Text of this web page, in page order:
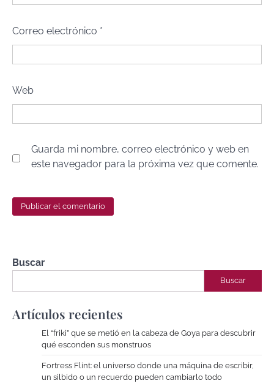
Correo electrónico *
Web
Guarda mi nombre, correo electrónico y web en
este navegador para la próxima vez que comente.
Buscar
Buscar
Artículos recientes
El “friki” que se metió en la cabeza de Goya para descubrir
qué esconden sus monstruos
Fortress Flint: el universo donde una máquina de escribir,
un silbido o un recuerdo pueden cambiarlo todo